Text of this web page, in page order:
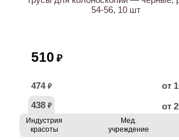
54-56, 10 шт
510 ₽
474 ₽
от
438 ₽ от
Индустрия
красоты
Мед.
учреждение